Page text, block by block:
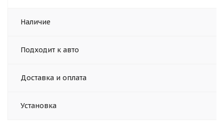
Наличие
Подходит к авто
Доставка и оплата
Установка